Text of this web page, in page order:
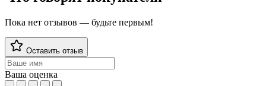
Пока нет отзывов — будьте первым!
Оставить отзыв
Ваша оценка